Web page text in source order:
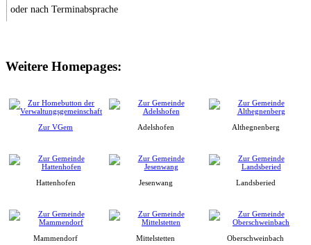
oder nach Terminabsprache
Weitere Homepages:
Zur VGem Adelshofen Althegnenberg
Hattenhofen Jesenwang Landsberied
Mammendorf Mittelstetten Oberschweinbach